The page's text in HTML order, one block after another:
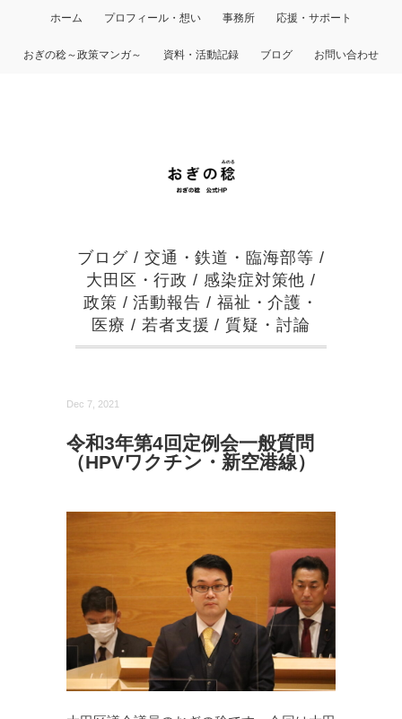
ホーム プロフィール・想い 事務所 応援・サポート
おぎの稔～政策マンガ～ 資料・活動記録 ブログ お問い合わせ
ブログ / 交通・鉄道・臨海部等 /
大田区・行政 / 感染症対策他 /
政策 /活動報告 / 福祉・介護・
医療 / 若者支援 / 質疑・討論
Dec 7, 2021
令和3年第4回定例会一般質問
（HPVワクチン・新空港線）